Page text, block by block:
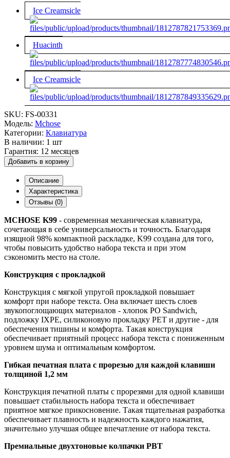
Ice Creamsicle
Huacinth
Ice Creamsicle
SKU: FS-00331
Модель: Mchose
Категории: Клавиатура
В наличии: 1 шт
Гарантия: 12 месяцев
Добавить в корзину
Описание
Характеристика
Отзывы (0)
MCHOSE K99 - современная механическая клавиатура,
сочетающая в себе универсальность и точность. Благодаря
изящной 98% компактной раскладке, K99 создана для того,
чтобы повысить удобство набора текста и при этом
сэкономить место на столе.
Конструкция с прокладкой
Конструкция с мягкой упругой прокладкой повышает
комфорт при наборе текста. Она включает шесть слоев
звукопоглощающих материалов - хлопок PO Sandwich,
подложку IXPE, силиконовую прокладку PET и другие - для
обеспечения тишины и комфорта. Такая конструкция
обеспечивает приятный процесс набора текста с пониженным
уровнем шума и оптимальным комфортом.
Гибкая печатная плата с прорезью для каждой клавиши
толщиной 1,2 мм
Конструкция печатной платы с прорезями для одной клавиши
повышает стабильность набора текста и обеспечивает
приятное мягкое прикосновение. Такая тщательная разработка
обеспечивает плавность и надежность каждого нажатия,
значительно улучшая общее впечатление от набора текста.
Премиальные двухтоновые колпачки PBT